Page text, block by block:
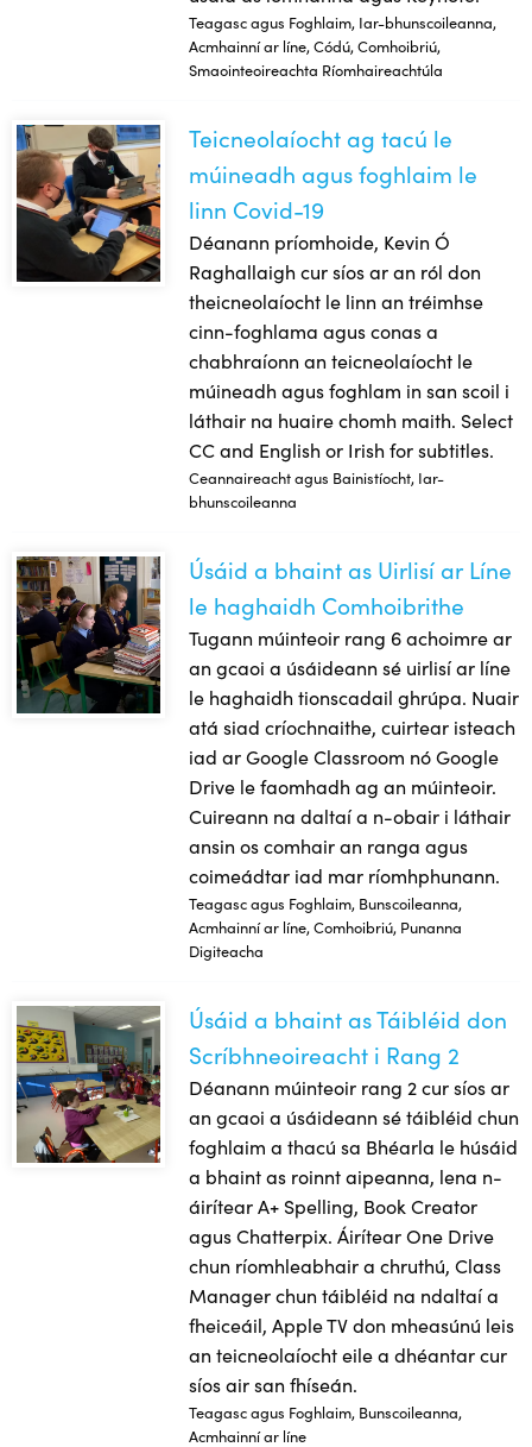
Teagasc agus Foghlaim, Iar-bhunscoileanna,
Acmhainní ar líne, Códú, Comhoibriú,
Smaointeoireachta Ríomhaireachtúla
Teicneolaíocht ag tacú le múineadh agus foghlaim le linn
Teicneolaíocht ag tacú le
múineadh agus foghlaim le
linn Covid-19
Déanann príomhoide, Kevin Ó
Raghallaigh cur síos ar an ról don
theicneolaíocht le linn an tréimhse
cinn-foghlama agus conas a
chabhraíonn an teicneolaíocht le
múineadh agus foghlam in san scoil i
láthair na huaire chomh maith. Select
CC and English or Irish for subtitles.
Ceannaireacht agus Bainistíocht, Iar-
bhunscoileanna
Úsáid a bhaint as Uirlisí ar Líne le haghaidh Comhoibrithe
Úsáid a bhaint as Uirlisí ar Líne
le haghaidh Comhoibrithe
Tugann múinteoir rang 6 achoimre ar
an gcaoi a úsáideann sé uirlisí ar líne
le haghaidh tionscadail ghrúpa. Nuair
atá siad críochnaithe, cuirtear isteach
iad ar Google Classroom nó Google
Drive le faomhadh ag an múinteoir.
Cuireann na daltaí a n-obair i láthair
ansin os comhair an ranga agus
coimeádtar iad mar ríomhphunann.
Teagasc agus Foghlaim, Bunscoileanna,
Acmhainní ar líne, Comhoibriú, Punanna
Digiteacha
Úsáid a bhaint as Táibléid don Scríbhneoireacht i Rang 2
Úsáid a bhaint as Táibléid don
Scríbhneoireacht i Rang 2
Déanann múinteoir rang 2 cur síos ar
an gcaoi a úsáideann sé táibléid chun
foghlaim a thacú sa Bhéarla le húsáid
a bhaint as roinnt aipeanna, lena n-
áirítear A+ Spelling, Book Creator
agus Chatterpix. Áirítear One Drive
chun ríomhleabhair a chruthú, Class
Manager chun táibléid na ndaltaí a
fheiceáil, Apple TV don mheasúnú leis
an teicneolaíocht eile a dhéantar cur
síos air san fhíseán.
Teagasc agus Foghlaim, Bunscoileanna,
Acmhainní ar líne